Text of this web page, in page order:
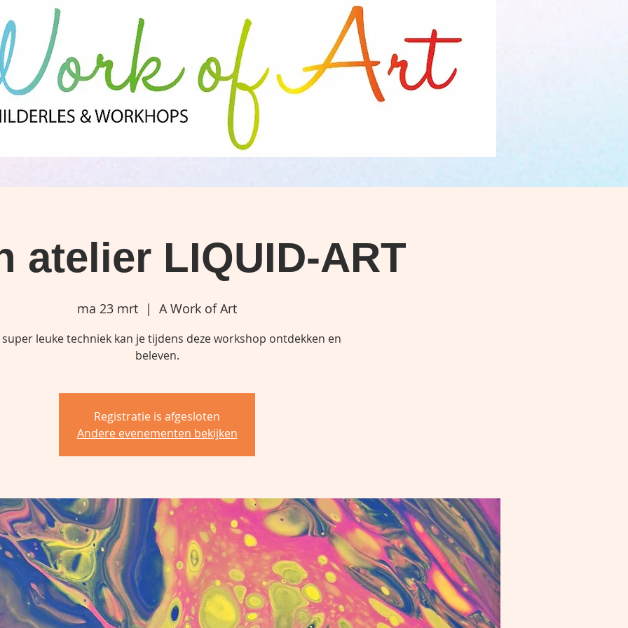
atelier LIQUID-ART
ma 23 mrt
  |
A Work of Art
super leuke techniek kan je tijdens deze workshop ontdekken en
beleven.
Registratie is afgesloten
Andere evenementen bekijken